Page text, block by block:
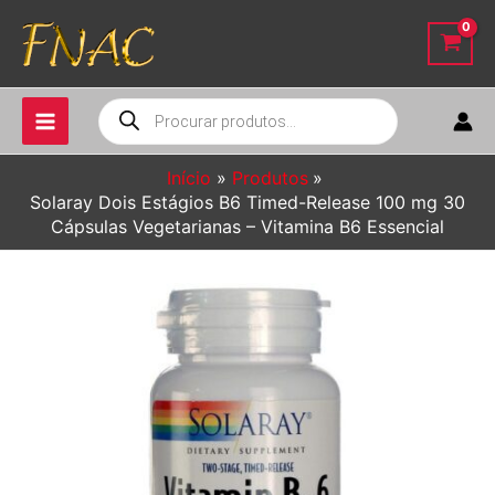
para
conteúdo
Pesquisar
produtos
Início
Produtos
Solaray Dois Estágios B6 Timed-Release 100 mg 30
Cápsulas Vegetarianas – Vitamina B6 Essencial